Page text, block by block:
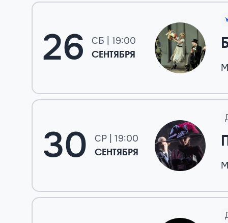
26 СБ | 19:00
СЕНТЯБРЯ
30 СР | 19:00
СЕНТЯБРЯ